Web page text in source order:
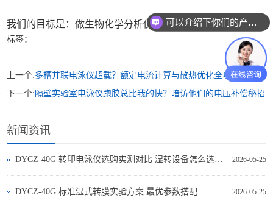
我们的目标是：做生物化学分析仪器行业海尔
标签：
上一个:多槽并联电泳仪超载？额定电流计算与散热优化全攻略
下一个: 隔壁实验室电泳仪跑胶总比我的快？暗访他们的电压补偿秘招
新闻资讯
2026-05-25
DYCZ-40G 转印电泳仪选购实测对比 湿转设备怎么选不踩坑
2026-05-25
DYCZ-40G 标准湿式转膜实验方案 最优参数搭配
可以介绍下你们的产品么